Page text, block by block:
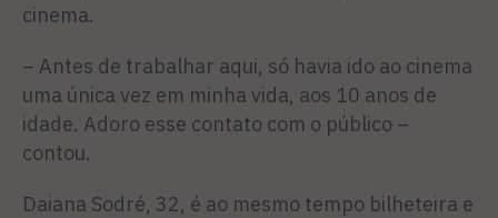
cinema.
– Antes de trabalhar aqui, só havia ido ao cinema
uma única vez em minha vida, aos 10 anos de
idade. Adoro esse contato com o público –
contou.
Daiana Sodré, 32, é ao mesmo tempo bilheteira e